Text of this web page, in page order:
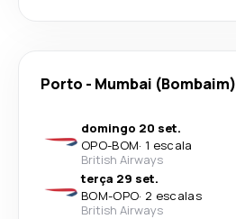
Porto - Mumbai (Bombaim)
domingo 20 set.
OPO-BOM· 1 escala
British Airways
terça 29 set.
BOM-OPO· 2 escalas
British Airways